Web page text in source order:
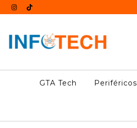
GTA Tech Periféricos